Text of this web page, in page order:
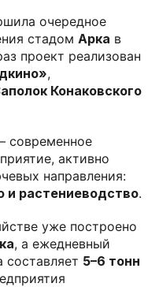
очередное
стадом Арка в
проект реализован
,
Конаковского
современное
активно
направления:
и растениеводство.
уже построено
, а ежедневный
5–6 тонн